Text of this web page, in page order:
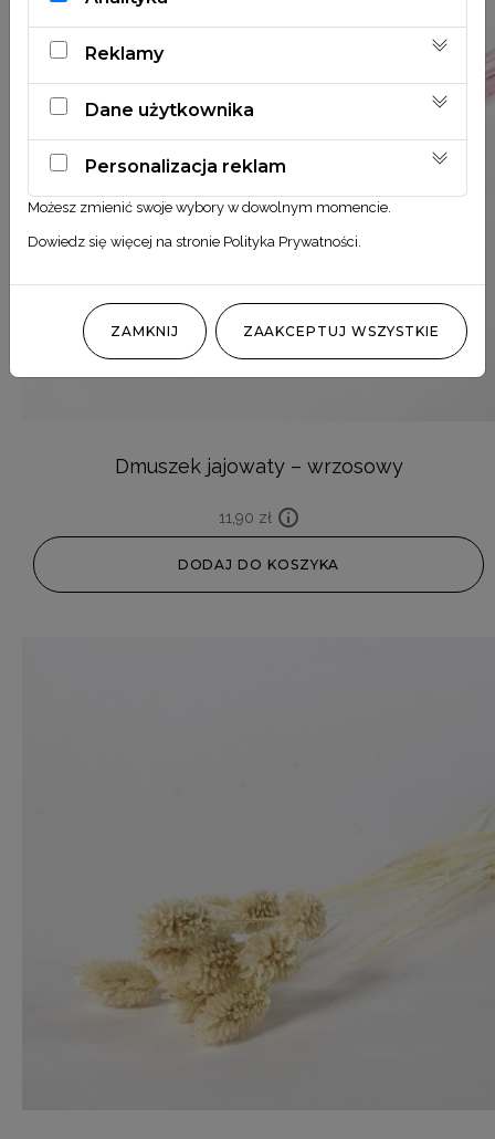
Dmuszek jajowaty – wrzosowy
11,90 zł
DODAJ DO KOSZYKA
Reklamy
Dane użytkownika
Personalizacja reklam
Możesz zmienić swoje wybory w dowolnym momencie.
Dowiedz się więcej na stronie Polityka Prywatności.
ZAMKNIJ ZAAKCEPTUJ WSZYSTKIE